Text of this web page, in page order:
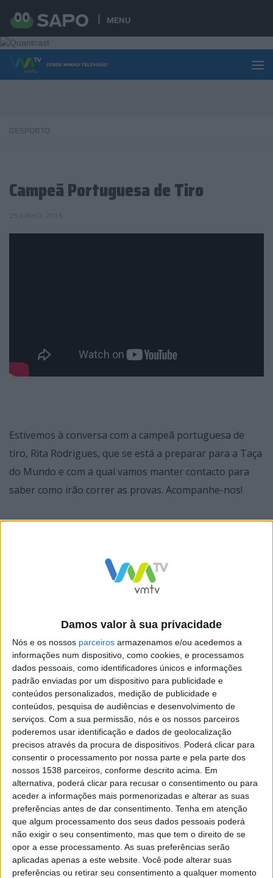
MENU
Damos valor à sua privacidade
Nós e os nossos parceiros armazenamos e/ou acedemos a
informações num dispositivo, como cookies, e processamos
dados pessoais, como identificadores únicos e informações
padrão enviadas por um dispositivo para publicidade e
conteúdos personalizados, medição de publicidade e
conteúdos, pesquisa de audiências e desenvolvimento de
serviços. Com a sua permissão, nós e os nossos parceiros
poderemos usar identificação e dados de geolocalização
precisos através da procura de dispositivos. Poderá clicar para
consentir o processamento por nossa parte e pela parte dos
nossos 1538 parceiros, conforme descrito acima. Em
alternativa, poderá clicar para recusar o consentimento ou para
aceder a informações mais pormenorizadas e alterar as suas
preferências antes de dar consentimento. Tenha em atenção
que algum processamento dos seus dados pessoais poderá
não exigir o seu consentimento, mas que tem o direito de se
opor a esse processamento. As suas preferências serão
aplicadas apenas a este website. Você pode alterar suas
preferências ou retirar seu consentimento a qualquer momento
Skip to content
Campeã Portuguesa de Tiro
Estivemos à conversa com a campeã portuguesa de
tiro, Rita Rodrigues, que se está a preparar para a Taça
do Mundo e com a qual vamos manter contacto para
saber como irão correr as provas. Acompanhe-nos!
Seleção portuguesa com
Síndrome de Down sagra-se
campeã europeia de futsal
Campo de Tiro da Força
Aérea Portuguesa será
transferido para Alter do
Chão
YouTube Video
VVUtRU85MzBBcHpOcU5BUnpKX0wyV1ZBLkR5TmFiVWVZZDhv